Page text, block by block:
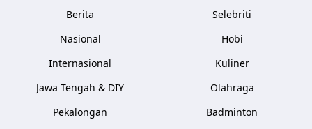
Berita
Nasional
Internasional
Jawa Tengah & DIY
Pekalongan
Selebriti
Hobi
Kuliner
Olahraga
Badminton